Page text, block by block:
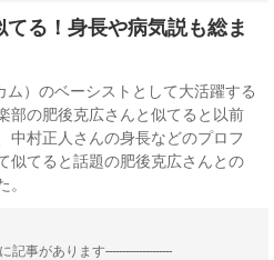
る！身長や病気説も総ま
ム）のベーシストとして大活躍する
部の肥後克広さんと似てると以前
中村正人さんの身長などのプロフ
似てると話題の肥後克広さんとの
記事があります--------------------